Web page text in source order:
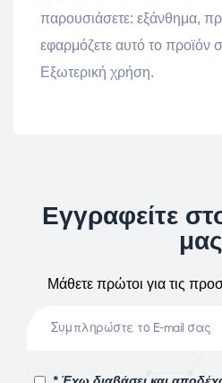
παρουσιάσετε: εξάνθημα,
εφαρμόζετε αυτό το προϊόν
Εξωτερική χρήση.
Εγγραφείτε
μας
Μάθετε πρώτοι για τις